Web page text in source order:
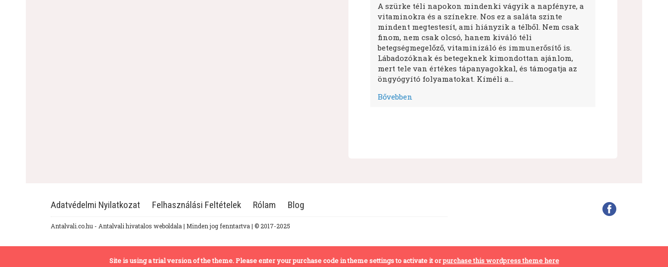
A szürke téli napokon mindenki vágyik a napfényre, a
vitaminokra és a színekre. Nos ez a saláta szinte
mindent megtestesít, ami hiányzik a télből. Nem csak
finom, nem csak olcsó, hanem kiváló téli
betegségmegelőző, vitaminizáló és immunerősítő is.
Lábadozóknak és betegeknek kimondottan ajánlom,
mert tele van értékes tápanyagokkal, és támogatja az
öngyógyító folyamatokat. Kíméli a…
Bővebben
Adatvédelmi Nyilatkozat Felhasználási Feltételek Rólam Blog
Antalvali.co.hu - Antalvali hivatalos weboldala | Minden jog fenntartva | © 2017-2025
Site is using a trial version of the theme. Please enter your purchase code in theme settings to activate it orpurchase this wordpress theme here